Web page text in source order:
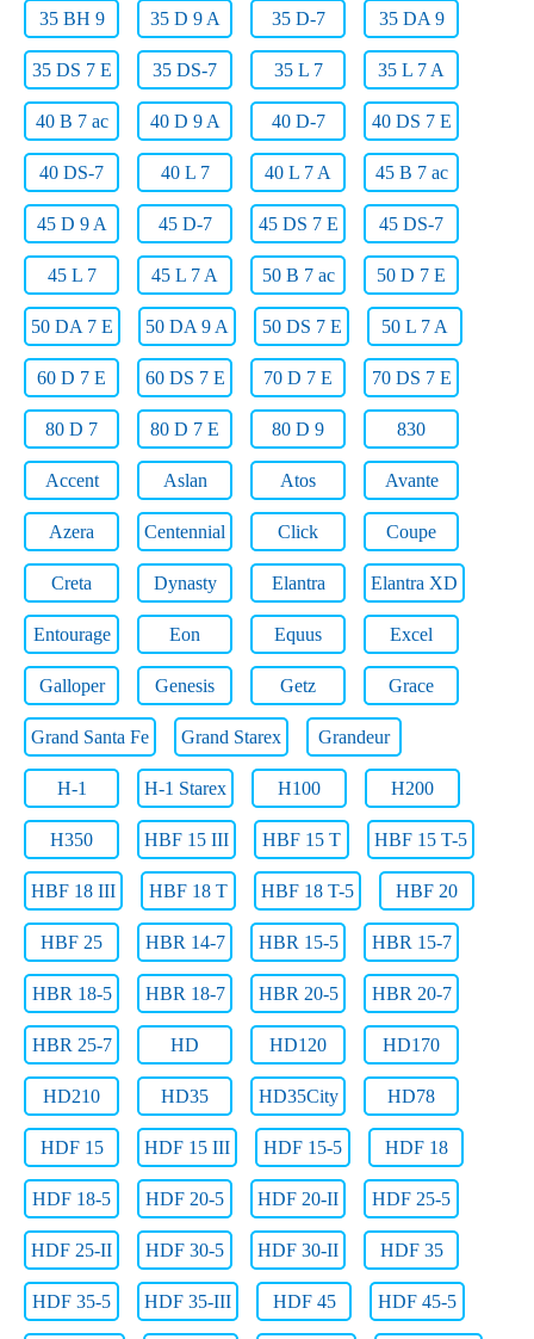
35 BH 9 35 D 9 A 35 D-7 35 DA 9
35 DS 7 E 35 DS-7 35 L 7 35 L 7 A
40 B 7 ac 40 D 9 A 40 D-7 40 DS 7 E
40 DS-7 40 L 7 40 L 7 A 45 B 7 ac
45 D 9 A 45 D-7 45 DS 7 E 45 DS-7
45 L 7 45 L 7 A 50 B 7 ac 50 D 7 E
50 DA 7 E 50 DA 9 A 50 DS 7 E 50 L 7 A
60 D 7 E 60 DS 7 E 70 D 7 E 70 DS 7 E
80 D 7 80 D 7 E 80 D 9 830
Accent Aslan Atos Avante
Azera Centennial Click Coupe
Creta Dynasty Elantra Elantra XD
Entourage Eon Equus Excel
Galloper Genesis Getz Grace
Grand Santa Fe Grand Starex Grandeur
H-1 H-1 Starex H100 H200
H350 HBF 15 III HBF 15 T HBF 15 T-5
HBF 18 III HBF 18 T HBF 18 T-5 HBF 20
HBF 25 HBR 14-7 HBR 15-5 HBR 15-7
HBR 18-5 HBR 18-7 HBR 20-5 HBR 20-7
HBR 25-7 HD HD120 HD170
HD210 HD35 HD35City HD78
HDF 15 HDF 15 III HDF 15-5 HDF 18
HDF 18-5 HDF 20-5 HDF 20-II HDF 25-5
HDF 25-II HDF 30-5 HDF 30-II HDF 35
HDF 35-5 HDF 35-III HDF 45 HDF 45-5